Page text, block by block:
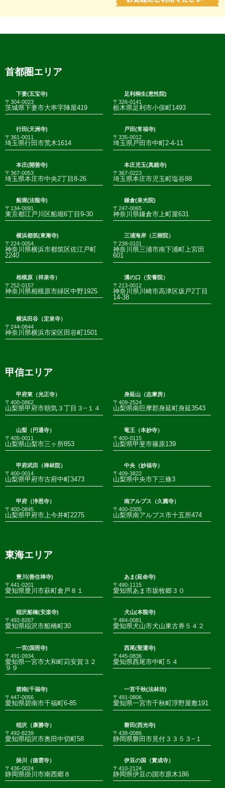
首都圏エリア
下妻(五宝寺)
〒304-0023
茨城県下妻市大串字陣屋419
足利桐生(恵性院)
〒326-0141
栃木県足利市小俣町1493
行田(天洲寺)
〒361-0011
埼玉県行田市荒木1614
戸田(常福寺)
〒335-0012
埼玉県戸田市中町2-4-11
本庄(開善寺)
〒367-0053
埼玉県本庄市中央2丁目8-26
本庄児玉(真鏡寺)
〒367-0223
埼玉県本庄市児玉町塩谷88
船堀(法龍寺)
〒134-0091
東京都江戸川区船堀6丁目9-30
鎌倉(泉光院)
〒247-0065
神奈川県鎌倉市上町屋631
横浜都筑(東漸寺)
〒224-0054
神奈川県横浜市都筑区佐江戸町
2240
三浦海岸（三樹院）
〒238-0101
神奈川県三浦市南下浦町上宮田
601
相模原（祥泉寺）
〒252-0157
神奈川県相模原市緑区中野1925
溝の口（安養院）
〒213-0012
神奈川県川崎市高津区坂戸2丁目
14-38
横浜田谷（定泉寺）
〒244-0844
神奈川県横浜市栄区田谷町1501
甲信エリア
甲府東（光正寺）
〒400-0862
山梨県甲府市朝気３丁目３−１４
身延山（志摩房）
〒409-2524
山梨県南巨摩郡身延町身延3543
山梨（円通寺）
〒405-0011
山梨県山梨市三ヶ所853
竜王（本妙寺）
〒400-0115
山梨県甲斐市篠原139
甲府武田（禅林院）
〒400-0014
山梨県甲府市古府中町3473
中央（妙福寺）
〒409-3822
山梨県中央市下三條3
甲府（浄恩寺）
〒400-0845
山梨県甲府市上今井町2275
南アルプス（久圓寺）
〒400-0305
山梨県南アルプス市十五所474
東海エリア
豊川(善住禅寺)
〒441-0201
愛知県豊川市萩町倉戸８１
あま(延命寺)
〒490-1115
愛知県あま市坂牧郷３０
稲沢船橋(安楽寺)
〒492-8267
愛知県稲沢市船橋町30
犬山(本龍寺)
〒484-0081
愛知県犬山市犬山東古券５４２
一宮(国照寺)
〒491-0934
愛知県一宮市大和町苅安賀３２
９９
西尾(聖運寺)
〒445-0836
愛知県西尾市中町５４
碧南(千福寺)
〒447-0056
愛知県碧南市千福町6-85
一宮千秋(法林坊)
〒491-0806
愛知県一宮市千秋町浮野屋敷191
稲沢（康勝寺）
〒492-8239
愛知県稲沢市奥田中切町58
磐田(西光寺)
〒438-0086
静岡県磐田市見付３３５３−１
掛川（徳雲寺）
〒436-0024
静岡県掛川市南西郷８
伊豆の国（實成寺）
〒410-2124
静岡県伊豆の国市原木186